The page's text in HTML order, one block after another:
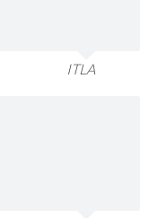
ITLA